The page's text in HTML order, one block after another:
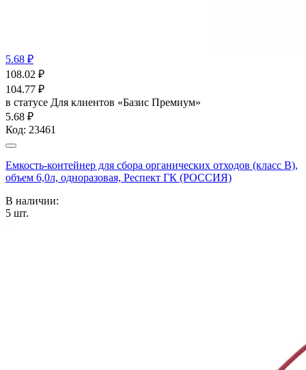
5.68 ₽
108.02 ₽
104.77 ₽
в статусе Для клиентов «Базис Премиум»
5.68 ₽
Код: 23461
Емкость-контейнер для сбора органических отходов (класс В),
объем 6,0л, одноразовая, Респект ГК (РОССИЯ)
В наличии:
5 шт.